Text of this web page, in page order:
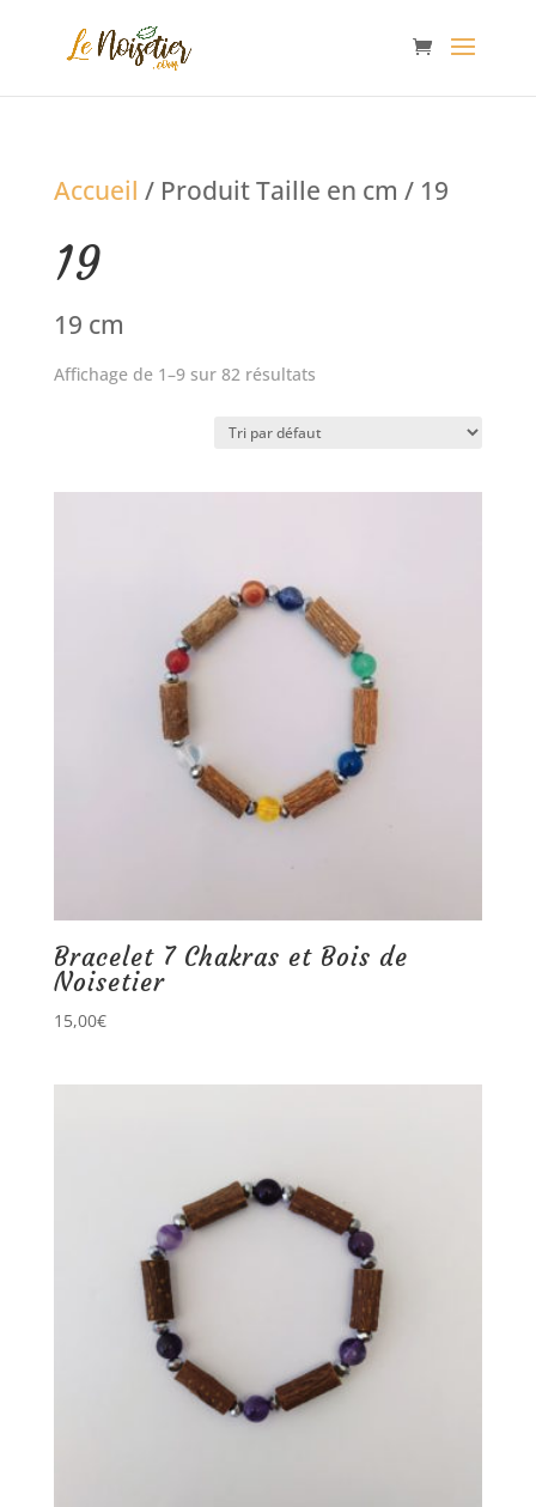
Accueil / Produit Taille en cm / 19
19
19 cm
Affichage de 1–9 sur 82 résultats
Bracelet 7 Chakras et Bois de
Noisetier
15,00€